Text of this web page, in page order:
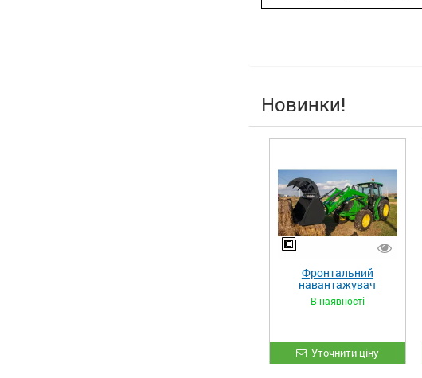
Новинки!
Фронтальний
навантажувач
«STRONG XL»
В наявності
Уточнити ціну